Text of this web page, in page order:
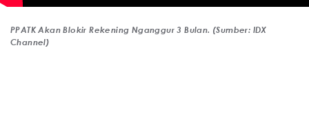
PPATK Akan Blokir Rekening Nganggur 3 Bulan. (Sumber: IDX
Channel)